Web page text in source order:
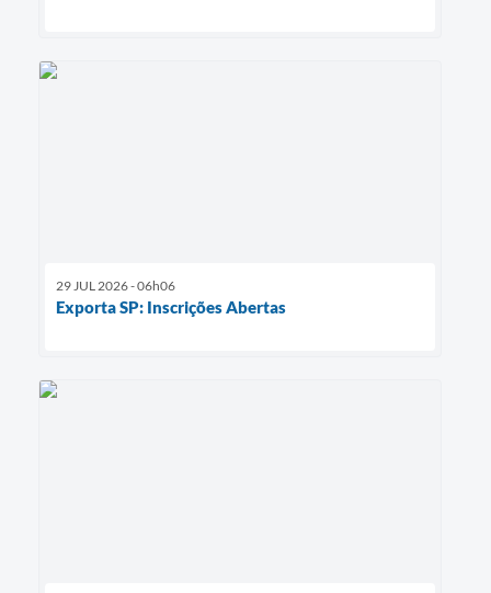
29 JUL 2026 - 06h06
Exporta SP: Inscrições Abertas